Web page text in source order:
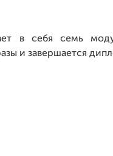
в себя семь
и завершается